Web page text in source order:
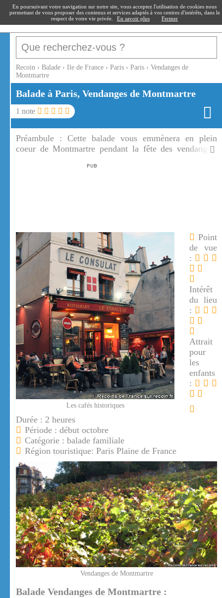
recoin.fr
Recoin › Balade › Ile de France › Paris › Paris › Vendanges de
Montmartre
Balade à Paris, Vendanges de Montmartre
1 note
Préambule : Cette balade vous emmènera en plein
coeur de Montmartre pendant la fête des vendanges.
Les cafés historiques
Point
de vue
:
Intérêt
du lieu
:
Attrait
pour
les
enfants
:
Durée : 2 heures
Période : début octobre
Catégorie : balade familiale
Région touristique: Paris Plaine de France
Vendanges de Montmartre
Balade Vendanges de Montmartre :
En poursuivant votre navigation sur notre site, vous acceptez l'utilisation de cookies nous
permettant de vous proposer des contenus et services adaptés à vos centres d'intérêts, dans le
respect de votre vie privée.
En savoir plus Fermer